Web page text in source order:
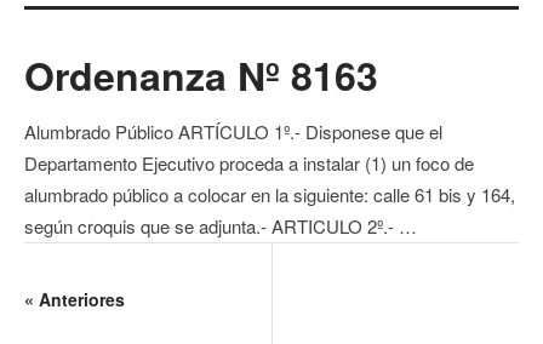
Ordenanza Nº 8163
Alumbrado Público ARTÍCULO 1º.- Disponese que el
Departamento Ejecutivo proceda a instalar (1) un foco de
alumbrado público a colocar en la siguiente: calle 61 bis y 164,
según croquis que se adjunta.- ARTICULO 2º.- …
« Anteriores